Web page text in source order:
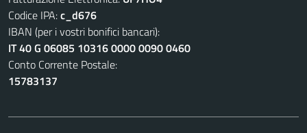
Codice IPA:c_d676
IBAN (per i vostri bonifici bancari):
IT 40 G 06085 10316 0000 0090 0460
Conto Corrente Postale:
15783137